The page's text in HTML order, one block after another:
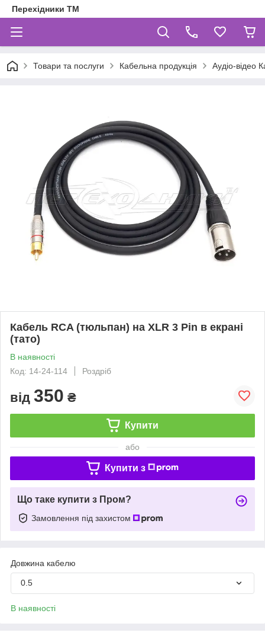
Перехідники ТМ
Товари та послуги Кабельна продукція Аудіо-відео
Кабель RCA (тюльпан) на XLR 3 Pin в екрані
(тато)
В наявності
Код: 14-24-114
Роздріб
від 350 ₴
Купити
або
Купити з
Що таке купити з Пром?
Замовлення під захистом
Довжина кабелю
0.5
В наявності